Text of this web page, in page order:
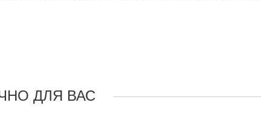
ДЛЯ ВАС